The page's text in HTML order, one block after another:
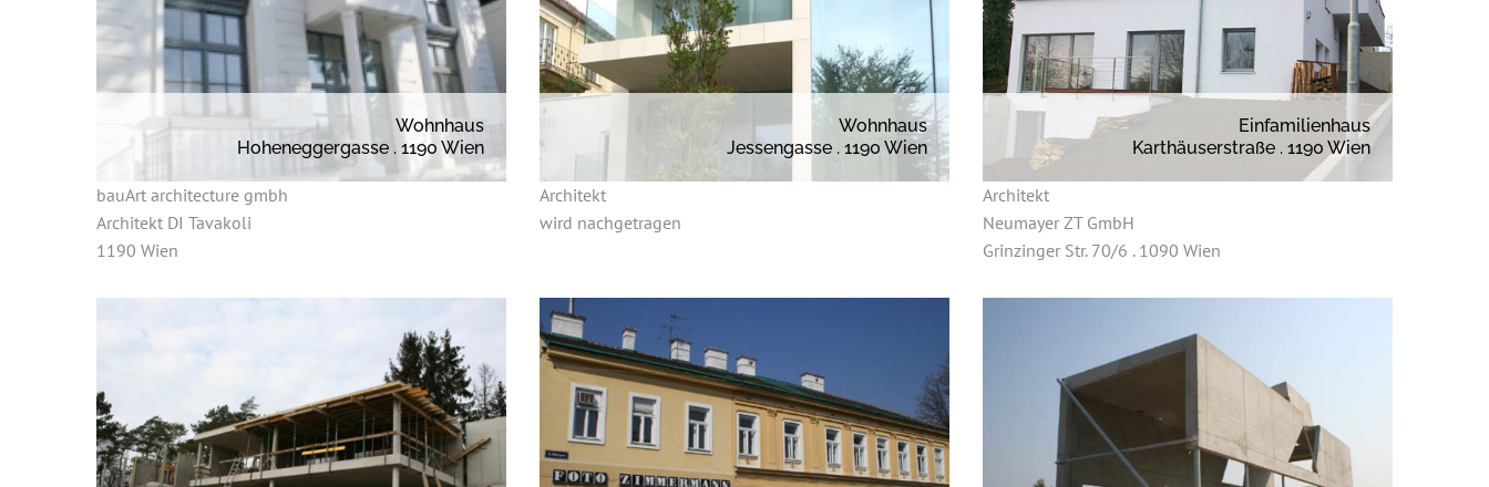
Wohnhaus
Hoheneggergasse . 1190 Wien
bauArt architecture gmbh
Architekt DI Tavakoli
1190 Wien
Wohnhaus
Jessengasse . 1190 Wien
Architekt
wird nachgetragen
Einfamilienhaus
Karthäuserstraße . 1190 Wien
Architekt
Neumayer ZT GmbH
Grinzinger Str. 70/6 . 1090 Wien